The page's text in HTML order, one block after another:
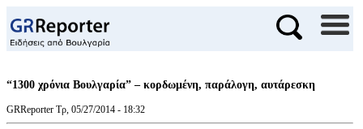
“1300 χρόνια Βουλγαρία” – κορδωμένη, παράλογη, αυτάρεσκη
GRReporter Τρ, 05/27/2014 - 18:32